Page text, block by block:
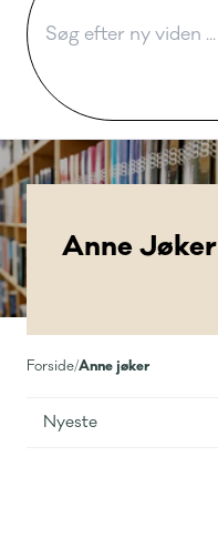
Anne Jøker
Forside/Anne jøker
Nyeste